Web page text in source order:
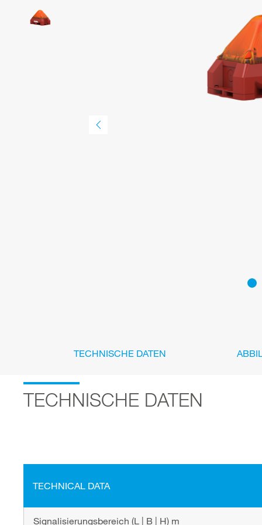
TECHNISCHE DATEN
TECHNISCHE DATEN
TECHNICAL DATA
Signalisierungsbereich (L | B | H) m